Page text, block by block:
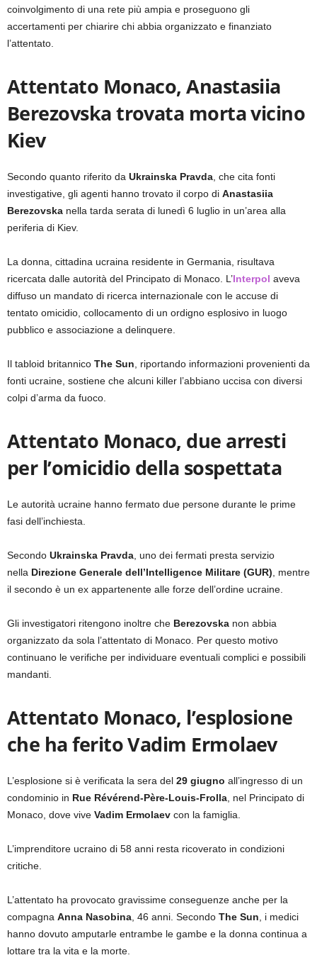
coinvolgimento di una rete più ampia e proseguono gli
accertamenti per chiarire chi abbia organizzato e finanziato
l’attentato.
Attentato Monaco, Anastasiia
Berezovska trovata morta vicino
Kiev
Secondo quanto riferito da Ukrainska Pravda , che cita fonti
investigative, gli agenti hanno trovato il corpo di Anastasiia
Berezovska nella tarda serata di lunedì 6 luglio in un’area alla
periferia di Kiev.
La donna, cittadina ucraina residente in Germania, risultava
ricercata dalle autorità del Principato di Monaco. L’Interpol aveva
diffuso un mandato di ricerca internazionale con le accuse di
tentato omicidio, collocamento di un ordigno esplosivo in luogo
pubblico e associazione a delinquere.
Il tabloid britannico The Sun , riportando informazioni provenienti da
fonti ucraine, sostiene che alcuni killer l’abbiano uccisa con diversi
colpi d’arma da fuoco.
Attentato Monaco, due arresti
per l’omicidio della sospettata
Le autorità ucraine hanno fermato due persone durante le prime
fasi dell’inchiesta.
Secondo Ukrainska Pravda , uno dei fermati presta servizio
nella Direzione Generale dell’Intelligence Militare (GUR) , mentre
il secondo è un ex appartenente alle forze dell’ordine ucraine.
Gli investigatori ritengono inoltre che Berezovska non abbia
organizzato da sola l’attentato di Monaco. Per questo motivo
continuano le verifiche per individuare eventuali complici e possibili
mandanti.
Attentato Monaco, l’esplosione
che ha ferito Vadim Ermolaev
L’esplosione si è verificata la sera del 29 giugno all’ingresso di un
condominio in Rue Révérend-Père-Louis-Frolla , nel Principato di
Monaco, dove vive Vadim Ermolaev con la famiglia.
L’imprenditore ucraino di 58 anni resta ricoverato in condizioni
critiche.
L’attentato ha provocato gravissime conseguenze anche per la
compagna Anna Nasobina , 46 anni. Secondo The Sun , i medici
hanno dovuto amputarle entrambe le gambe e la donna continua a
lottare tra la vita e la morte.